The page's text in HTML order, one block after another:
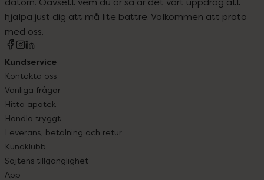
hjälpa just dig att må lite bättre. Välkommen att prata
med oss.
Kundservice
Kontakta oss
Vanliga frågor
Hitta apotek
Handla tryggt
Leverans, betalning och retur
Kundklubb
Sajtens tillgänglighet
App